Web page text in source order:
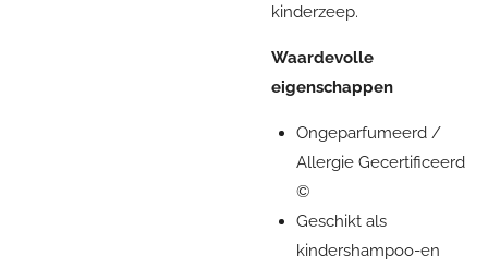
kinderzeep.
Waardevolle
eigenschappen
Ongeparfumeerd /
Allergie Gecertificeerd
©
Geschikt als
kindershampoo-en